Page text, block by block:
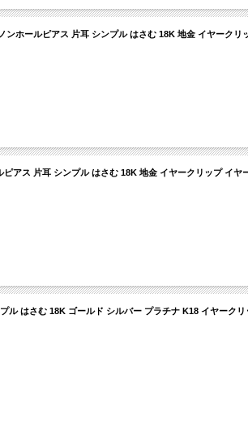
ホールピアス 片耳 シンプル はさむ 18K 地金 イヤーク
ス 片耳 シンプル はさむ 18K 地金 イヤークリップ イヤ
はさむ 18K ゴールド シルバー プラチナ K18 イヤーク